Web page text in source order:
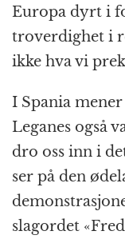
Europa dyrt i
troverdighet i
ikke hva vi
I Spania
Leganes også
dro oss inn i
ser på den
slagordet